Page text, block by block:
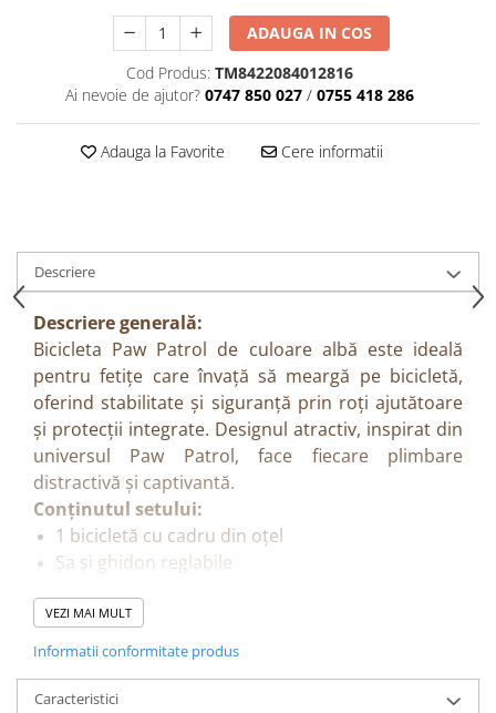
ADAUGA IN COS
Cod Produs: TM8422084012816
Ai nevoie de ajutor? 0747 850 027 / 0755 418 286
Adauga la Favorite Cere informatii
Descriere
Descriere generală:
Bicicleta Paw Patrol de culoare albă este ideală
pentru fetițe care învață să meargă pe bicicletă,
oferind stabilitate și siguranță prin roți ajutătoare
și protecții integrate. Designul atractiv, inspirat din
universul Paw Patrol, face fiecare plimbare
distractivă și captivantă.
Conținutul setului:
1 bicicletă cu cadru din oțel
Șa și ghidon reglabile
2 frâne
2 roți mici ajutătoare pentru stabilitate
Scaun pentru păpuși sau plușuri
VEZI MAI MULT
Informatii conformitate produs
Caracteristici